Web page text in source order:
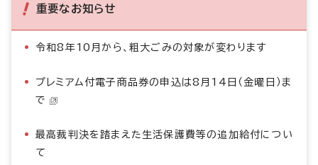
重要なお知らせ
令和8年10月から、粗大ごみの対象が変わります
プレミアム付電子商品券の申込は8月14日（金曜日）ま
で
最高裁判決を踏まえた生活保護費等の追加給付につい
て